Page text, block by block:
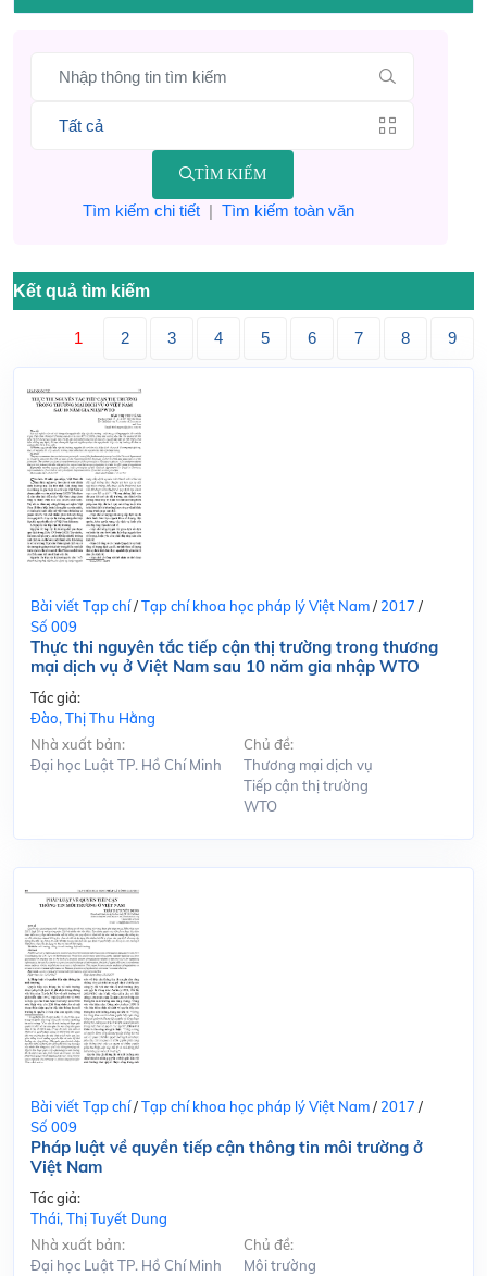
TÌM KIẾM
Tìm kiếm chi tiết| Tìm kiếm toàn văn
Kết quả tìm kiếm
1 2 3 4 5 6 7 8 9
Bài viết Tạp chí/Tạp chí khoa học pháp lý Việt Nam/ 2017 /
Số 009
Thực thi nguyên tắc tiếp cận thị trường trong thương
mại dịch vụ ở Việt Nam sau 10 năm gia nhập WTO
Tác giả:
Đào, Thị Thu Hằng
Nhà xuất bản:
Đại học Luật TP. Hồ Chí Minh
Chủ đề:
Thương mại dịch vụ
Tiếp cận thị trường
WTO
Bài viết Tạp chí/Tạp chí khoa học pháp lý Việt Nam/ 2017 /
Số 009
Pháp luật về quyền tiếp cận thông tin môi trường ở
Việt Nam
Tác giả:
Thái, Thị Tuyết Dung
Nhà xuất bản:
Đại học Luật TP. Hồ Chí Minh
Chủ đề:
Môi trường